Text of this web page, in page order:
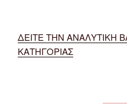
ΔΕΙΤΕ ΤΗΝ ΑΝΑΛΥΤΙΚΗ
ΚΑΤΗΓΟΡΙΑΣ